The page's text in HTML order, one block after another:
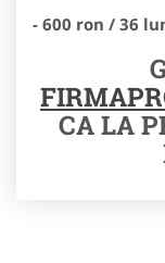
- 600 ron / 36
CA LA